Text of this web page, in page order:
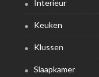
Interieur
Keuken
Klussen
Slaapkamer